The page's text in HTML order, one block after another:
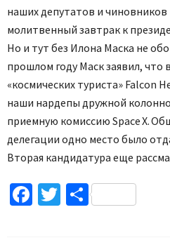
наших депутатов и
молитвенный завтрак к
Но и тут без Илона Маска не
прошлом году Маск заявил, что
«космических туриста» Falcon
наши нардепы дружной
приемную комиссию Space X.
делегации одно место было
Вторая кандидатура еще
Facebook
Twitter